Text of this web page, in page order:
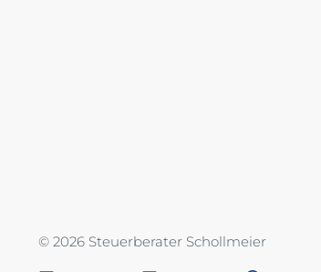
© 2026 Steuerberater Schollmeier